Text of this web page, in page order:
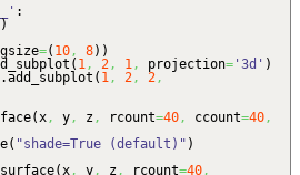
:
)
=( 10, 8) )
( 1, 2, 1, projection= '3d' )
add_subplot ( 1, 2, 2,
(x, y, z , rcount=40, ccount=40,
( "shade=True (default)" )
(x, y, z , rcount=40,